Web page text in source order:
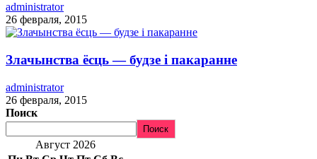
administrator
26 февраля, 2015
Злачынства ёсць — будзе і пакаранне
administrator
26 февраля, 2015
Поиск
Поиск
Август 2026